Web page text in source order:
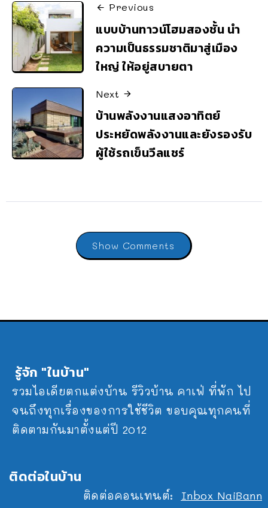
Previous
แบบบ้านทาวน์โฮมสองชั้น นำ
ความเป็นธรรมชาติมาสู่เมือง
ใหญ่ ให้อยู่สบายตา
Next
บ้านพลังงานแสงอาทิตย์
ประหยัดพลังงานและยังรองรับ
ผู้ใช้รถเข็นวีลแชร์
Show Comments
รู้จัก "ในบ้าน"
รวมไอเดียตกแต่งบ้าน รีวิวบ้าน คาเฟ่ ที่พัก ไป
จนถึงทุกเรื่องของการใช้ชีวิต ขอบคุณทุกคนที่
ติดตามกันมาตั้งแต่ปี 2012
ติดต่อในบ้าน
ติดต่อคอนเทนต์: Inbox NaiBann